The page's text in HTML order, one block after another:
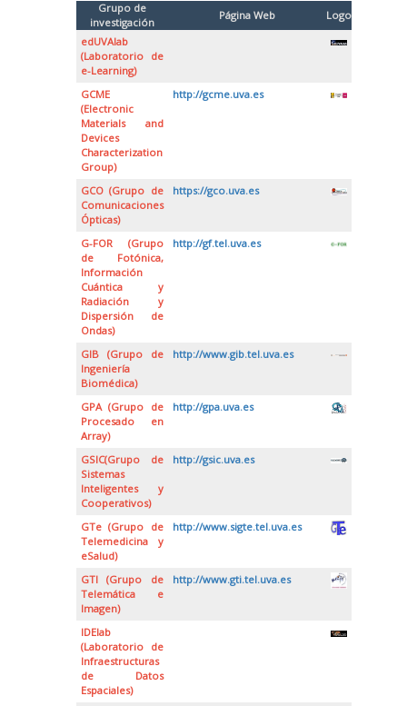
Grupo de
investigación
Página Web
Logo
edUVAlab
(Laboratorio de
e-Learning)
GCME
(Electronic
Materials and
Devices
Characterization
Group)
http://gcme.uva.es
GCO (Grupo de
Comunicaciones
Ópticas)
https://gco.uva.es
G-FOR (Grupo
de Fotónica,
Información
Cuántica y
Radiación y
Dispersión de
Ondas)
http://gf.tel.uva.es
GIB (Grupo de
Ingeniería
Biomédica)
http://www.gib.tel.uva.es
GPA (Grupo de
Procesado en
Array)
http://gpa.uva.es
GSIC(Grupo de
Sistemas
Inteligentes y
Cooperativos)
http://gsic.uva.es
GTe (Grupo de
Telemedicina y
eSalud)
http://www.sigte.tel.uva.es
GTI (Grupo de
Telemática e
Imagen)
http://www.gti.tel.uva.es
IDElab
(Laboratorio de
Infraestructuras
de Datos
Espaciales)